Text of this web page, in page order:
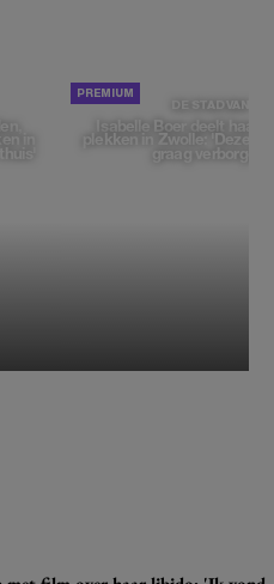
in
DE STAD VAN
Isabelle Boer deelt haar
plekken in Zwolle: 'Deze
graag verborgen'